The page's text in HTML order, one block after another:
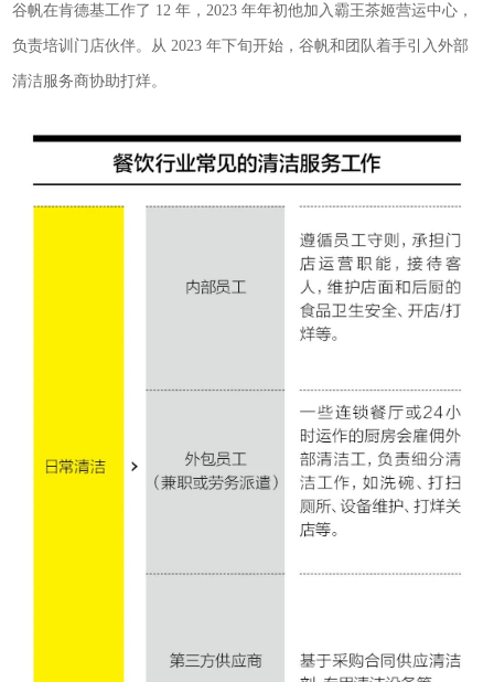
谷帆在肯德基工作了 12 年，2023 年年初他加入霸王茶姬营运中心，
负责培训门店伙伴。从 2023 年下旬开始，谷帆和团队着手引入外部
清洁服务商协助打烊。